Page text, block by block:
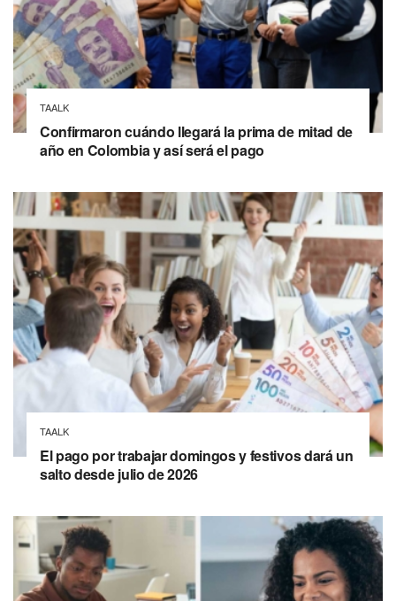
TAALK
Confirmaron cuándo llegará la prima de mitad de
año en Colombia y así será el pago
TAALK
El pago por trabajar domingos y festivos dará un
salto desde julio de 2026